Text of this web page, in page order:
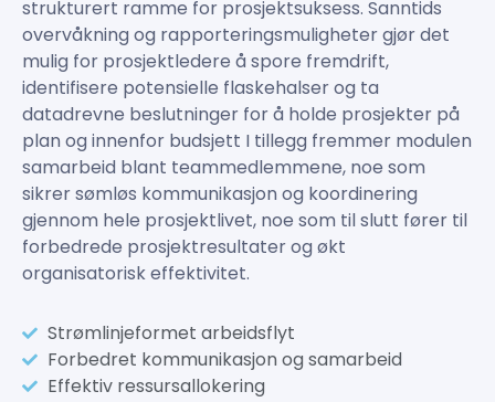
strukturert ramme for prosjektsuksess. Sanntids
overvåkning og rapporteringsmuligheter gjør det
mulig for prosjektledere å spore fremdrift,
identifisere potensielle flaskehalser og ta
datadrevne beslutninger for å holde prosjekter på
plan og innenfor budsjett I tillegg fremmer modulen
samarbeid blant teammedlemmene, noe som
sikrer sømløs kommunikasjon og koordinering
gjennom hele prosjektlivet, noe som til slutt fører til
forbedrede prosjektresultater og økt
organisatorisk effektivitet.
Strømlinjeformet arbeidsflyt
Forbedret kommunikasjon og samarbeid
Effektiv ressursallokering